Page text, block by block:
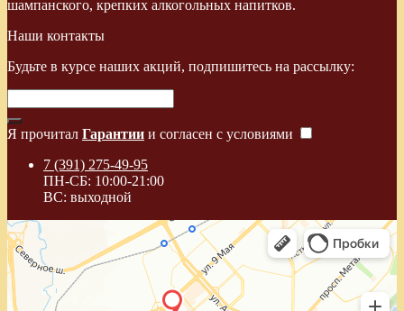
шампанского, крепких алкогольных напитков.
Наши контакты
Будьте в курсе наших акций, подпишитесь на рассылку:
Я прочитал Гарантии и согласен с условиями
7 (391) 275-49-95
ПН-СБ: 10:00-21:00
ВС: выходной